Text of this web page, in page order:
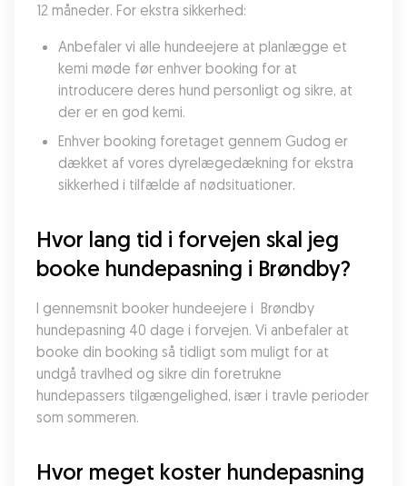
12 måneder. For ekstra sikkerhed:
Anbefaler vi alle hundeejere at planlægge et
kemi møde før enhver booking for at
introducere deres hund personligt og sikre, at
der er en god kemi.
Enhver booking foretaget gennem Gudog er
dækket af vores dyrelægedækning for ekstra
sikkerhed i tilfælde af nødsituationer.
Hvor lang tid i forvejen skal jeg
booke hundepasning i Brøndby?
I gennemsnit booker hundeejere i  Brøndby
hundepasning 40 dage i forvejen. Vi anbefaler at
booke din booking så tidligt som muligt for at
undgå travlhed og sikre din foretrukne
hundepassers tilgængelighed, især i travle perioder
som sommeren.
Hvor meget koster hundepasning